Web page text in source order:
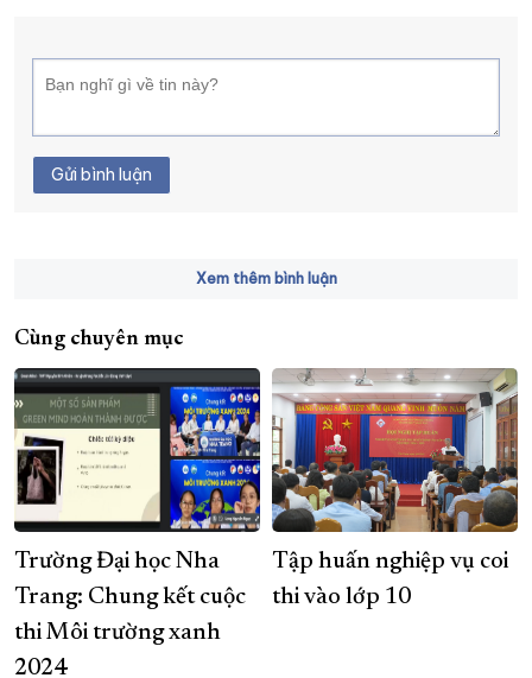
Gửi bình luận
Xem thêm bình luận
Cùng chuyên mục
Trường Đại học Nha
Trang: Chung kết cuộc
thi Môi trường xanh
2024
Tập huấn nghiệp vụ coi
thi vào lớp 10